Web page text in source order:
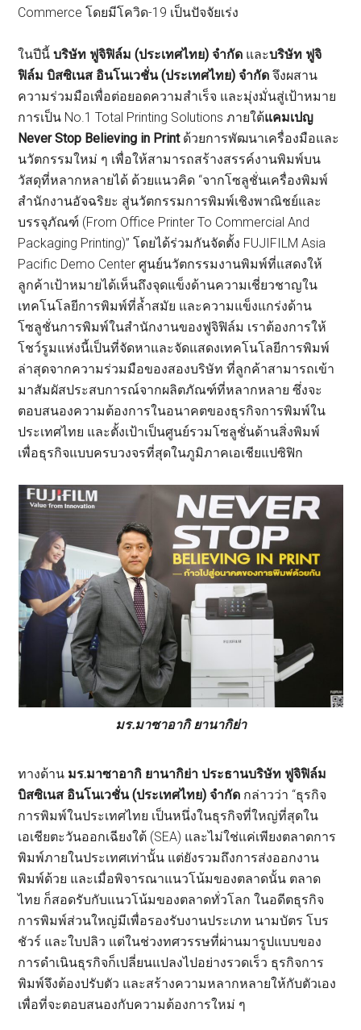
Commerce โดยมีโควิด-19 เป็นปัจจัยเร่ง
ในปีนี้บริษัท ฟูจิฟิล์ม (ประเทศไทย) จำกัด และบริษัท ฟูจิ
ฟิล์ม บิสซิเนส อินโนเวชั่น (ประเทศไทย) จำกัด จึงผสาน
ความร่วมมือเพื่อต่อยอดความสำเร็จ และมุ่งมั่นสู่เป้าหมาย
การเป็น No.1 Total Printing Solutions ภายใต้แคมเปญ
Never Stop Believing in Printด้วยการพัฒนาเครื่องมือและ
นวัตกรรมใหม่ ๆ เพื่อให้สามารถสร้างสรรค์งานพิมพ์บน
วัสดุที่หลากหลายได้ ด้วยแนวคิด “จากโซลูชั่นเครื่องพิมพ์
สำนักงานอัจฉริยะ สู่นวัตกรรมการพิมพ์เชิงพาณิชย์และ
บรรจุภัณฑ์ (From Office Printer To Commercial And
Packaging Printing)” โดยได้ร่วมกันจัดตั้ง FUJIFILM Asia
Pacific Demo Center ศูนย์นวัตกรรมงานพิมพ์ที่แสดงให้
ลูกค้าเป้าหมายได้เห็นถึงจุดแข็งด้านความเชี่ยวชาญใน
เทคโนโลยีการพิมพ์ที่ล้ำสมัย และความแข็งแกร่งด้าน
โซลูชั่นการพิมพ์ในสำนักงานของฟูจิฟิล์ม เราต้องการให้
โชว์รูมแห่งนี้เป็นที่จัดหาและจัดแสดงเทคโนโลยีการพิมพ์
ล่าสุดจากความร่วมมือของสองบริษัท ที่ลูกค้าสามารถเข้า
มาสัมผัสประสบการณ์จากผลิตภัณฑ์ที่หลากหลาย ซึ่งจะ
ตอบสนองความต้องการในอนาคตของธุรกิจการพิมพ์ใน
ประเทศไทย และตั้งเป้าเป็นศูนย์รวมโซลูชั่นด้านสิ่งพิมพ์
เพื่อธุรกิจแบบครบวงจรที่สุดในภูมิภาคเอเชียแปซิฟิก
มร.มาซาอากิ ยานากิย่า
ทางด้าน มร.มาซาอากิ ยานากิย่า ประธานบริษัท ฟูจิฟิล์ม
บิสซิเนส อินโนเวชั่น (ประเทศไทย) จำกัด กล่าวว่า “ธุรกิจ
การพิมพ์ในประเทศไทย เป็นหนึ่งในธุรกิจที่ใหญ่ที่สุดใน
เอเชียตะวันออกเฉียงใต้ (SEA) และไม่ใช่แค่เพียงตลาดการ
พิมพ์ภายในประเทศเท่านั้น แต่ยังรวมถึงการส่งออกงาน
พิมพ์ด้วย และเมื่อพิจารณาแนวโน้มของตลาดนั้น ตลาด
ไทย ก็สอดรับกับแนวโน้มของตลาดทั่วโลก ในอดีตธุรกิจ
การพิมพ์ส่วนใหญ่มีเพื่อรองรับงานประเภท นามบัตร โบร
ชัวร์ และใบปลิว แต่ในช่วงทศวรรษที่ผ่านมารูปแบบของ
การดำเนินธุรกิจก็เปลี่ยนแปลงไปอย่างรวดเร็ว ธุรกิจการ
พิมพ์จึงต้องปรับตัว และสร้างความหลากหลายให้กับตัวเอง
เพื่อที่จะตอบสนองกับความต้องการใหม่ ๆ